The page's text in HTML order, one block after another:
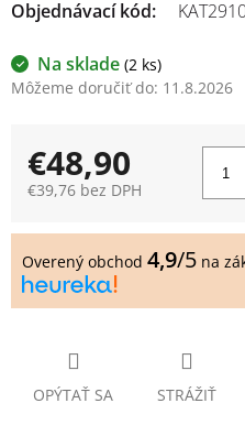
Na sklade (2 ks)
Môžeme doručiť do: 11.8.2026
OPÝTAŤ SA STRÁŽIŤ
Objednávací kód:
€48,90
€39,76 bez DPH
cena:
Overený obchod 4,9/5 na